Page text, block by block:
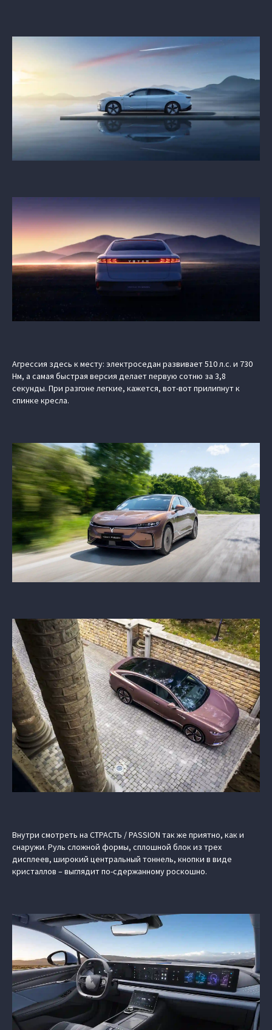
Агрессия здесь к месту: электроседан развивает 510 л.с. и 730
Нм, а самая быстрая версия делает первую сотню за 3,8
секунды. При разгоне легкие, кажется, вот-вот прилипнут к
спинке кресла.
Внутри смотреть на СТРАСТЬ / PASSION так же приятно, как и
снаружи. Руль сложной формы, сплошной блок из трех
дисплеев, широкий центральный тоннель, кнопки в виде
кристаллов – выглядит по-сдержанному роскошно.